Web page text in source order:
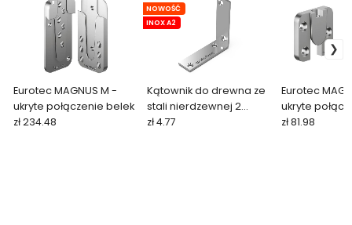
Eurotec MAGNUS M -
ukryte połączenie belek
zł 234.48
Kątownik do drewna ze
stali nierdzewnej 2
(wąski)
NOWOŚĆ
INOX A2
zł 4.77
Eurotec
ukryte
zł 81.98